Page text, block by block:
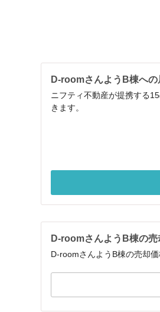
D-roomさんようB棟へ
ニフティ不動産が提携する
きます。
D-roomさんようB棟の
D-roomさんようB棟の売却